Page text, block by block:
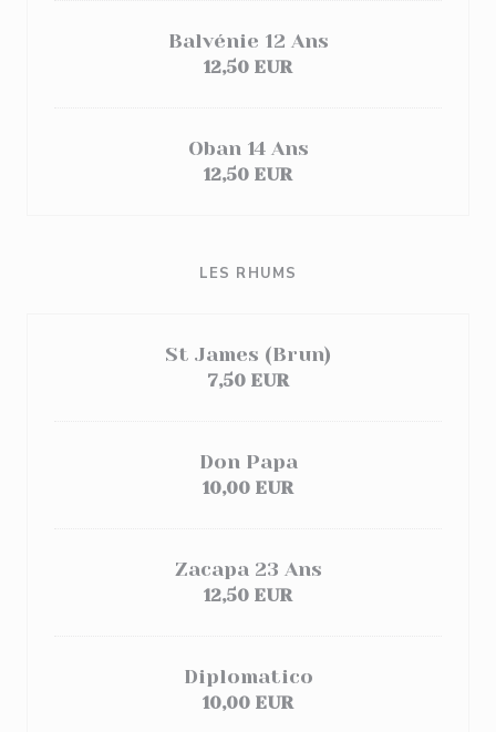
Balvénie 12 Ans
12,50 EUR
Oban 14 Ans
12,50 EUR
LES RHUMS
St James (Brun)
7,50 EUR
Don Papa
10,00 EUR
Zacapa 23 Ans
12,50 EUR
Diplomatico
10,00 EUR